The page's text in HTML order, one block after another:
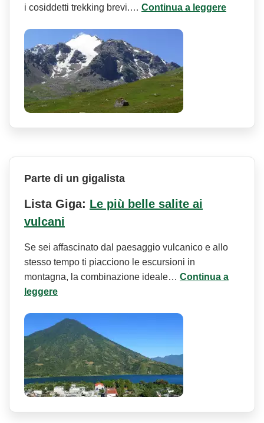
i cosiddetti trekking brevi.… Continua a leggere
Parte di un gigalista
Lista Giga: Le più belle salite ai
vulcani
Se sei affascinato dal paesaggio vulcanico e allo
stesso tempo ti piacciono le escursioni in
montagna, la combinazione ideale… Continua a
leggere